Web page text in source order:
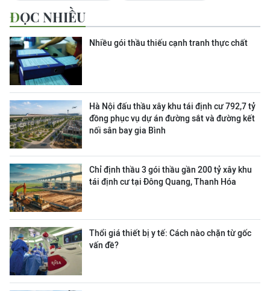
ĐỌC NHIỀU
Nhiều gói thầu thiếu cạnh tranh thực chất
Hà Nội đấu thầu xây khu tái định cư 792,7 tỷ
đồng phục vụ dự án đường sắt và đường kết
nối sân bay gia Bình
Chỉ định thầu 3 gói thầu gần 200 tỷ xây khu
tái định cư tại Đông Quang, Thanh Hóa
Thổi giá thiết bị y tế: Cách nào chặn từ gốc
vấn đề?